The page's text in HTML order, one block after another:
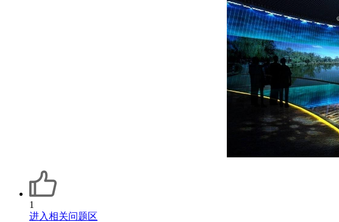
1
进入相关问题区